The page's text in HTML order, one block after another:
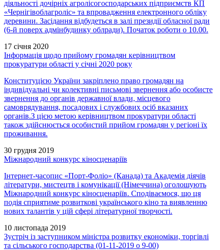
діяльності дочірніх агролісогосподарських підприємств КП
«Чернігівоблагроліс» та впровадження електронного обліку
деревини. Засідання відбудеться в залі президії обласної ради
(6-й поверх адмінбудинку облради). Початок роботи о 10.00.
17 січня 2020
Інформація щодо прийому громадян керівництвом
прокуратури області у січні 2020 року
Конституцією України закріплено право громадян на
індивідуальні чи колективні письмові звернення або особисте
звернення до органів державної влади, місцевого
самоврядування, посадових і службових осіб вказаних
органів.З цією метою керівництвом прокуратури області
також здійснюється особистий прийом громадян у регіоні їх
проживання.
30 грудня 2019
Міжнародний конкурс кіносценаріїв
Інтернет-часопис «Порт-Фоліо» (Канада) та Академія діячів
літератури, мистецтв і комунікації (Німеччина) оголошують
Міжнародний конкурс кіносценаріїв. Сподіваємося, що ця
подія сприятиме розвиткові українського кіно та виявленню
нових талантів у цій сфері літературної творчості.
10 листопада 2019
Зустріч із заступником міністра розвитку економіки, торгівлі
та сільського господарства (01-11-2019 о 9-00)